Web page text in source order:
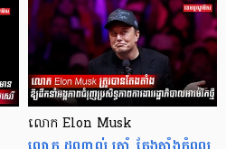
លោក Elon Musk